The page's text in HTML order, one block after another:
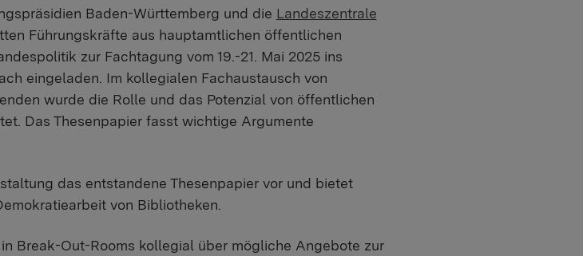
Baden-Württemberg und die Landeszentrale
Führungskräfte aus hauptamtlichen öffentlichen
zur Fachtagung vom 19.-21. Mai 2025 ins
eingeladen. Im kollegialen Fachaustausch von
wurde die Rolle und das Potenzial von öffentlichen
Das Thesenpapier fasst wichtige Argumente
das entstandene Thesenpapier vor und bietet
von Bibliotheken.
Break-Out-Rooms kollegial über mögliche Angebote zur